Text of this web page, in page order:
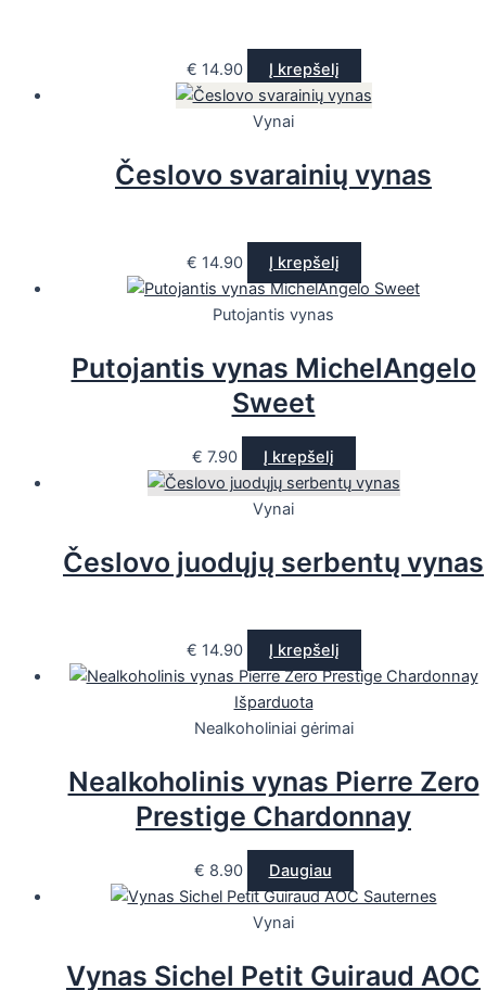
€ 14.90 Į krepšelį
Vynai
Česlovo svarainių vynas
€ 14.90 Į krepšelį
Putojantis vynas
Putojantis vynas MichelAngelo
Sweet
€ 7.90 Į krepšelį
Vynai
Česlovo juodųjų serbentų vynas
€ 14.90 Į krepšelį
Išparduota
Nealkoholiniai gėrimai
Nealkoholinis vynas Pierre Zero
Prestige Chardonnay
€ 8.90 Daugiau
Vynai
Vynas Sichel Petit Guiraud AOC